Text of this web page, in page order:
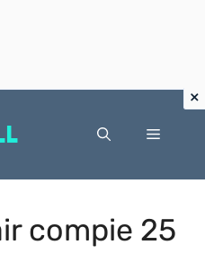
Menu
compie 25